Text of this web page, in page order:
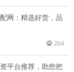
网：精选好货，品
264
平台推荐，助您把